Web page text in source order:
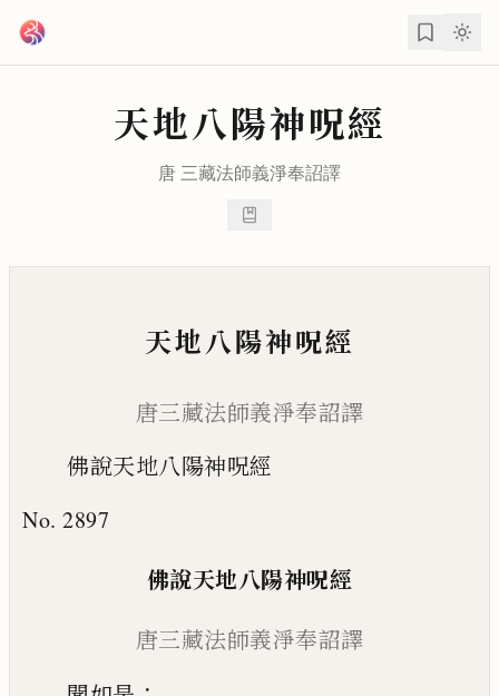
天地八陽神呪經
唐 三藏法師義淨奉詔譯
天地八陽神呪經
唐三藏法師義淨奉詔譯
佛說天地八陽神呪經
No. 2897
佛說天地八陽神呪經
唐三藏法師義淨奉詔譯